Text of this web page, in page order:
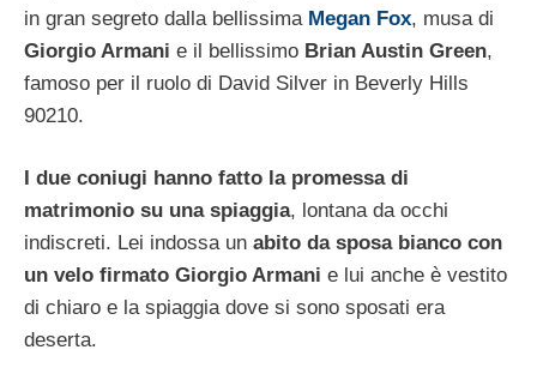
in gran segreto dalla bellissima Megan Fox, musa di
Giorgio Armani e il bellissimo Brian Austin Green,
famoso per il ruolo di David Silver in Beverly Hills
90210.
I due coniugi hanno fatto la promessa di
matrimonio su una spiaggia, lontana da occhi
indiscreti. Lei indossa un abito da sposa bianco con
un velo firmato Giorgio Armani e lui anche è vestito
di chiaro e la spiaggia dove si sono sposati era
deserta.